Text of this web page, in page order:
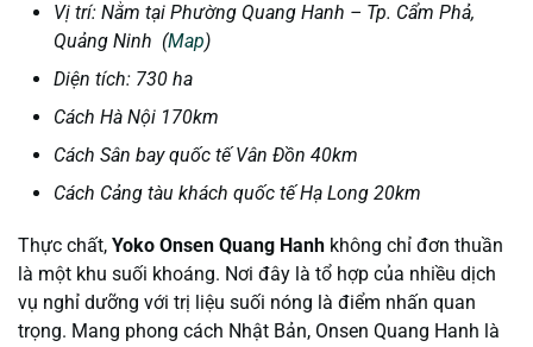
Vị trí: Nằm tại Phường Quang Hanh – Tp. Cẩm Phả,
Quảng Ninh (Map)
Diện tích: 730 ha
Cách Hà Nội 170km
Cách Sân bay quốc tế Vân Đồn 40km
Cách Cảng tàu khách quốc tế Hạ Long 20km
Thực chất, Yoko Onsen Quang Hanh không chỉ đơn thuần
là một khu suối khoáng. Nơi đây là tổ hợp của nhiều dịch
vụ nghỉ dưỡng với trị liệu suối nóng là điểm nhấn quan
trọng. Mang phong cách Nhật Bản, Onsen Quang Hanh là